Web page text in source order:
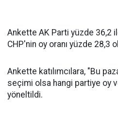
Ankette AK Parti yüzde 36,2
CHP'nin oy oranı yüzde 28,3
Ankette katılımcılara, "Bu
seçimi olsa hangi partiye oy
yöneltildi.